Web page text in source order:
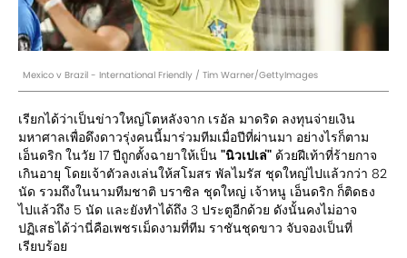
Mexico v Brazil - International Friendly / Tim Warner/GettyImages
เรียกได้ว่าเป็นข่าวใหญ่โตหลังจาก เรอัล มาดริด ลงทุนจ่ายเงิน
มหาศาลเพื่อดึงดาวรุ่งคนนี้มาร่วมทีมเมื่อปีที่ผ่านมา อย่างไรก็ตาม
เอ็นดริก ในวัย 17 ปีถูกตั้งฉายาให้เป็น "นิวเปเล่" ด้วยฝีเท้าที่ร้ายกาจ
เกินอายุ โดยเจ้าตัวลงเล่นให้สโมสร พัลไมรัส ชุดใหญ่ไปแล้วกว่า 82
นัด รวมถึงในนามทีมชาติ บราซิล ชุดใหญ่ เจ้าหนู เอ็นดริก ก็ติดธง
ไปแล้วถึง 5 นัด และยังทำได้ถึง 3 ประตูอีกด้วย ดังนั้นคงไม่อาจ
ปฏิเสธได้ว่านี่คือเพชรเม็ดงามที่ทีม ราชันชุดขาว จับจองเป็นที่
เรียบร้อย